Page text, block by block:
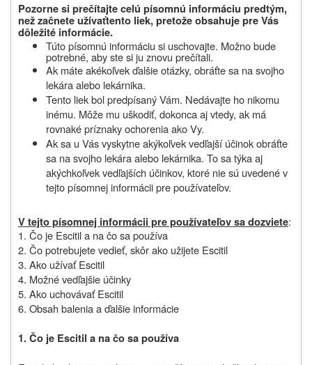
Pozorne si prečítajte celú písomnú informáciu predtým,
než začnete užívaťtento liek, pretože obsahuje pre Vás
dôležité informácie.
Túto písomnú informáciu si uschovajte. Možno bude
potrebné, aby ste si ju znovu prečítali.
Ak máte akékoľvek ďalšie otázky, obráťte sa na svojho
lekára alebo lekárnika.
Tento liek bol predpísaný Vám. Nedávajte ho nikomu
inému. Môže mu uškodiť, dokonca aj vtedy, ak má
rovnaké príznaky ochorenia ako Vy.
Ak sa u Vás vyskytne akýkoľvek vedľajší účinok obráťte
sa na svojho lekára alebo lekárnika. To sa týka aj
akýchkoľvek vedľajších účinkov, ktoré nie sú uvedené v
tejto písomnej informácii pre používateľov.
V tejto písomnej informácii pre používateľov sa dozviete:
1. Čo je Escitil a na čo sa používa
2. Čo potrebujete vedieť, skôr ako užijete Escitil
3. Ako užívať Escitil
4. Možné vedľajšie účinky
5. Ako uchovávať Escitil
6. Obsah balenia a ďalšie informácie
1. Čo je Escitil a na čo sa používa